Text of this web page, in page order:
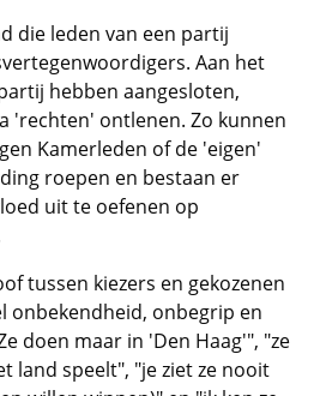
die leden van een partij
Aan het
hebben aangesloten,
'rechten' ontlenen. Zo kunnen
Kamerleden of de 'eigen'
roepen en bestaan er
uit te oefenen op
tussen kiezers en gekozenen
onbekendheid, onbegrip en
doen maar in 'Den Haag'", "ze
land speelt", "je ziet ze nooit